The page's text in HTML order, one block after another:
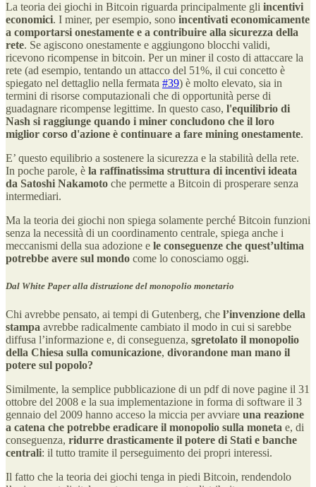
La teoria dei giochi in Bitcoin riguarda principalmente gli incentivi
economici. I miner, per esempio, sono incentivati economicamente
a comportarsi onestamente e a contribuire alla sicurezza della
rete. Se agiscono onestamente e aggiungono blocchi validi,
ricevono ricompense in bitcoin. Per un miner il costo di attaccare la
rete (ad esempio, tentando un attacco del 51%, il cui concetto è
spiegato nel dettaglio nella fermata #39) è molto elevato, sia in
termini di risorse computazionali che di opportunità perse di
guadagnare ricompense legittime. In questo caso, l'equilibrio di
Nash si raggiunge quando i miner concludono che il loro
miglior corso d'azione è continuare a fare mining onestamente.
E’ questo equilibrio a sostenere la sicurezza e la stabilità della rete.
In poche parole, è la raffinatissima struttura di incentivi ideata
da Satoshi Nakamoto che permette a Bitcoin di prosperare senza
intermediari.
Ma la teoria dei giochi non spiega solamente perché Bitcoin funzioni
senza la necessità di un coordinamento centrale, spiega anche i
meccanismi della sua adozione e le conseguenze che quest’ultima
potrebbe avere sul mondo come lo conosciamo oggi.
Dal White Paper alla distruzione del monopolio monetario
Chi avrebbe pensato, ai tempi di Gutenberg, che l’invenzione della
stampa avrebbe radicalmente cambiato il modo in cui si sarebbe
diffusa l’informazione e, di conseguenza, sgretolato il monopolio
della Chiesa sulla comunicazione, divorandone man mano il
potere sul popolo?
Similmente, la semplice pubblicazione di un pdf di nove pagine il 31
ottobre del 2008 e la sua implementazione in forma di software il 3
gennaio del 2009 hanno acceso la miccia per avviare una reazione
a catena che potrebbe eradicare il monopolio sulla moneta e, di
conseguenza, ridurre drasticamente il potere di Stati e banche
centrali: il tutto tramite il perseguimento dei propri interessi.
Il fatto che la teoria dei giochi tenga in piedi Bitcoin, rendendolo